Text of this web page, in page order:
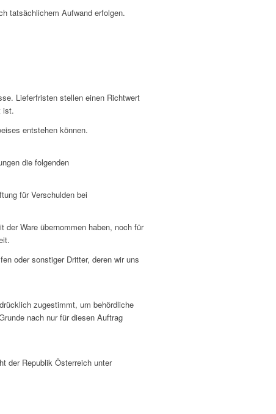
tatsächlichem Aufwand erfolgen.
Lieferfristen stellen einen Richtwert
ist.
entstehen können.
die folgenden
für Verschulden bei
der Ware übernommen haben, noch für
oder sonstiger Dritter, deren wir uns
zugestimmt, um behördliche
nach nur für diesen Auftrag
der Republik Österreich unter